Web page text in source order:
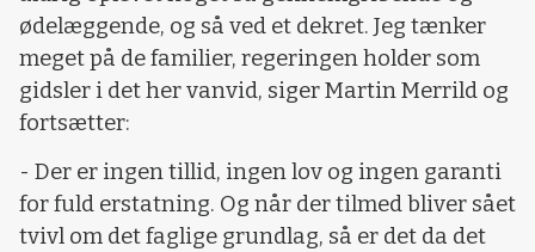
ødelæggende, og så ved et dekret. Jeg tænker
meget på de familier, regeringen holder som
gidsler i det her vanvid, siger Martin Merrild og
fortsætter:
- Der er ingen tillid, ingen lov og ingen garanti
for fuld erstatning. Og når der tilmed bliver sået
tvivl om det faglige grundlag, så er det da det